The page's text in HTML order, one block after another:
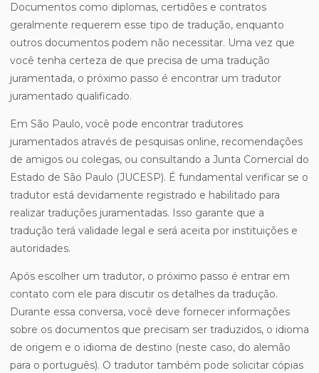
Documentos como diplomas, certidões e contratos
geralmente requerem esse tipo de tradução, enquanto
outros documentos podem não necessitar. Uma vez que
você tenha certeza de que precisa de uma tradução
juramentada, o próximo passo é encontrar um tradutor
juramentado qualificado.
Em São Paulo, você pode encontrar tradutores
juramentados através de pesquisas online, recomendações
de amigos ou colegas, ou consultando a Junta Comercial do
Estado de São Paulo (JUCESP). É fundamental verificar se o
tradutor está devidamente registrado e habilitado para
realizar traduções juramentadas. Isso garante que a
tradução terá validade legal e será aceita por instituições e
autoridades.
Após escolher um tradutor, o próximo passo é entrar em
contato com ele para discutir os detalhes da tradução.
Durante essa conversa, você deve fornecer informações
sobre os documentos que precisam ser traduzidos, o idioma
de origem e o idioma de destino (neste caso, do alemão
para o português). O tradutor também pode solicitar cópias